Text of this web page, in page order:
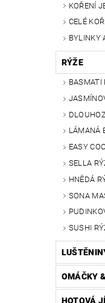
KOŘENÍ
CELÉ
BYLINKY
RÝŽE
BASMATI
LÁMANÁ
EASY
SELLA
HNĚDÁ
SONA
SUSHI
OMÁČKY
HOTOVÁ